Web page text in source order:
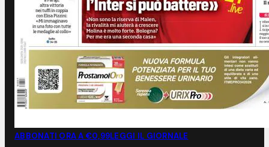
ABBONATI ORA A €0,99LEGGI IL GIORNALE